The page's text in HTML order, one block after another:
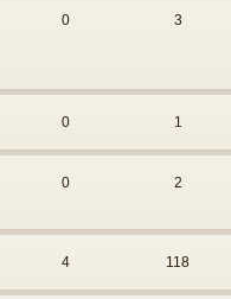
0 3
0 1
0 2
4 118